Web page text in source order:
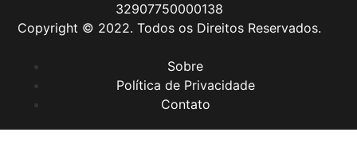
32907750000138
Copyright © 2022. Todos os Direitos Reservados.
Sobre
Política de Privacidade
Contato